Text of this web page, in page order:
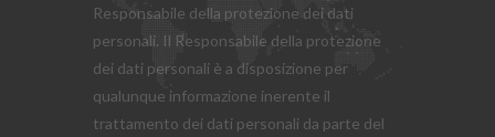
Responsabile della protezione dei dati
personali. Il Responsabile della protezione
dei dati personali è a disposizione per
qualunque informazione inerente il
trattamento dei dati personali da parte del